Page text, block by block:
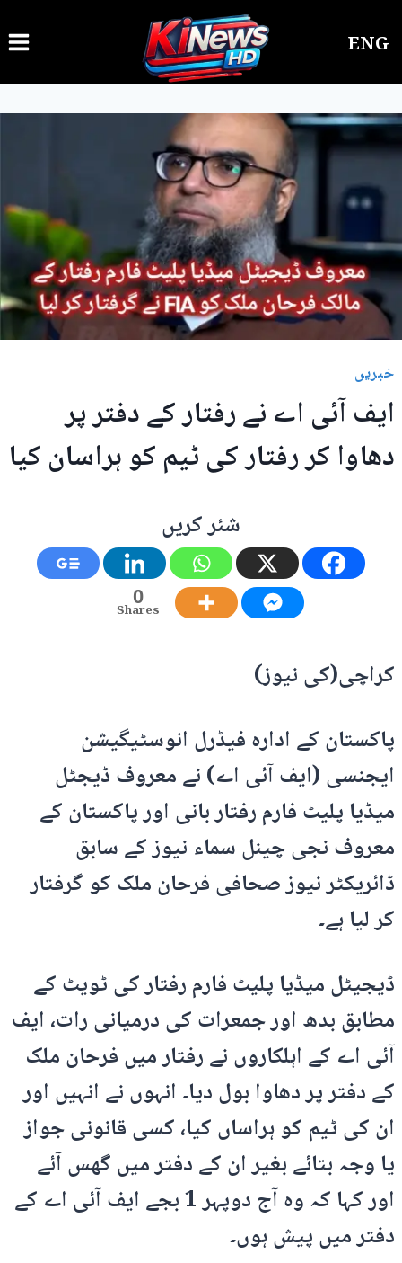
to
content
ENG
خبریں
ایف آئی اے نے رفتار کے دفتر پر
دھاوا کر رفتار کی ٹیم کو ہراسان کیا
شئر کریں
0
Shares
کراچی(کی نیوز)
پاکستان کے ادارہ فیڈرل انوسٹیگیشن
ایجنسی (ایف آئی اے) نے معروف ڈیجٹل
میڈیا پلیٹ فارم رفتار بانی اور پاکستان کے
معروف نجی چینل سماء نیوز کے سابق
ڈائریکٹر نیوز صحافی فرحان ملک کو گرفتار
کر لیا ہے۔
ڈیجیٹل میڈیا پلیٹ فارم رفتار کی ٹویٹ کے
مطابق بدھ اور جمعرات کی درمیانی رات، ایف
آئی اے کے اہلکاروں نے رفتار میں فرحان ملک
کے دفتر پر دھاوا بول دیا۔ انہوں نے انہیں اور
ان کی ٹیم کو ہراساں کیا، کسی قانونی جواز
یا وجہ بتائے بغیر ان کے دفتر میں گھس آئے
اور کہا کہ وہ آج دوپہر 1 بجے ایف آئی اے کے
دفتر میں پیش ہوں۔